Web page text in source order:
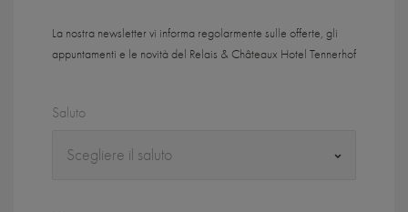
La nostra newsletter vi informa regolarmente sulle offerte, gli
appuntamenti e le novità del Relais & Châteaux Hotel Tennerhof
Saluto